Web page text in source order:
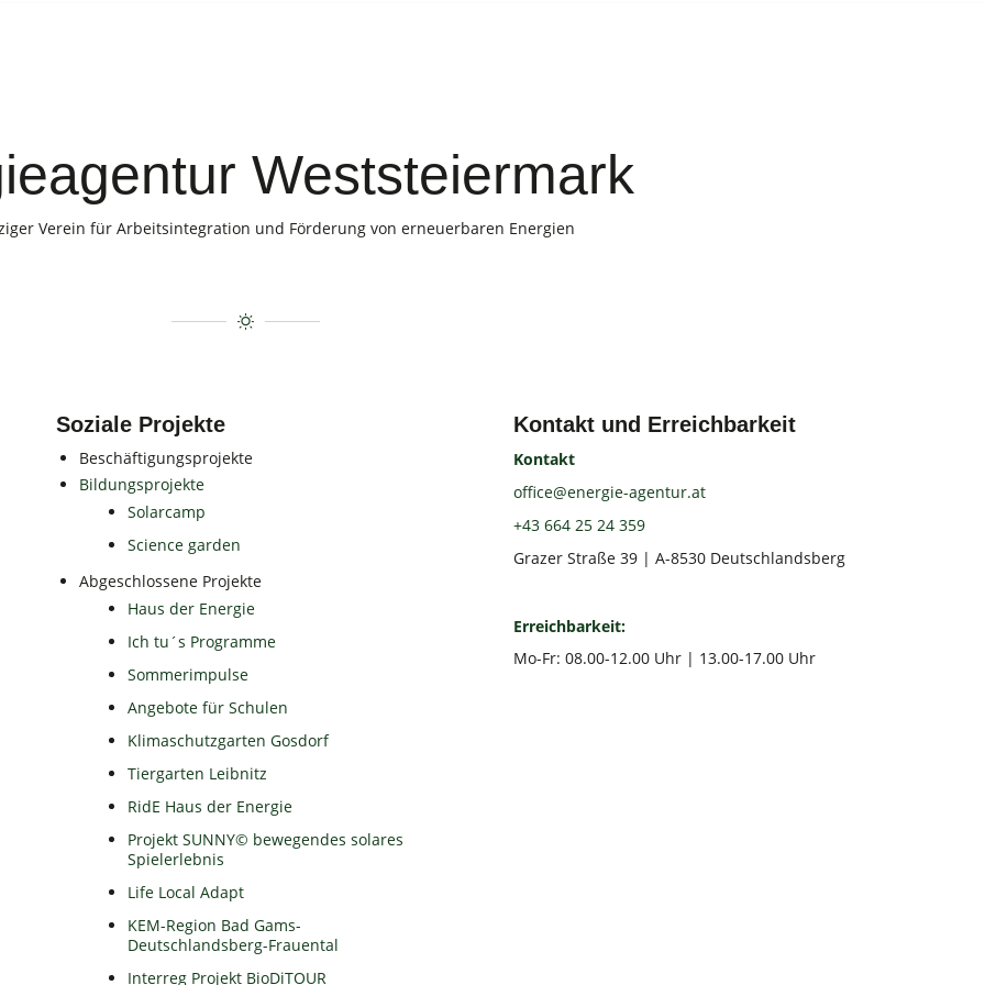
Weststeiermark
Verein für Arbeitsintegration und Förderung von erneuerbaren Energien
Soziale Projekte
Beschäftigungsprojekte
Bildungsprojekte
Solarcamp
Science garden
Abgeschlossene Projekte
Haus der Energie
Ich tu´s Programme
Sommerimpulse
Angebote für Schulen
Klimaschutzgarten Gosdorf
Tiergarten Leibnitz
RidE Haus der Energie
Projekt SUNNY© bewegendes solares
Spielerlebnis
Life Local Adapt
KEM-Region Bad Gams-
Deutschlandsberg-Frauental
Interreg Projekt BioDiTOUR
Kontakt und Erreichbarkeit
Kontakt
office@energie-agentur.at
+43 664 25 24 359
Grazer Straße 39 | A-8530 Deutschlandsberg
Erreichbarkeit:
Mo-Fr: 08.00-12.00 Uhr | 13.00-17.00 Uhr